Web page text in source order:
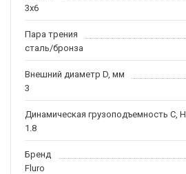
3x6
Пара трения
сталь/бронза
Внешний диаметр D, мм
3
Динамическая грузоподъемность С, H
1.8
Бренд
Fluro